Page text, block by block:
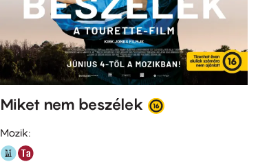
Miket nem beszélek
Mozik: